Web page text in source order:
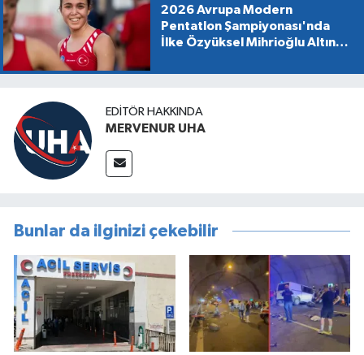
2026 Avrupa Modern
Pentatlon Şampiyonası'nda
İlke Özyüksel Mihrioğlu Altın
EDITÖR HAKKINDA
MERVENUR UHA
Bunlar da ilginizi çekebilir